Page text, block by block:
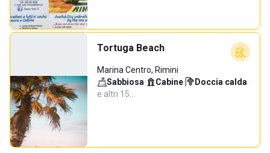
Tortuga Beach
Marina Centro, Rimini
Sabbiosa· Cabine· Doccia calda·
e altri 15…